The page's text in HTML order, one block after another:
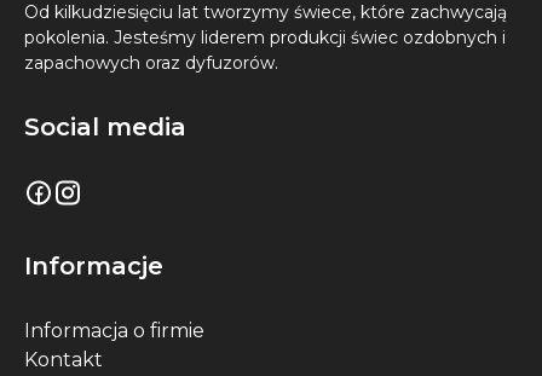
Od kilkudziesięciu lat tworzymy świece, które zachwycają
pokolenia. Jesteśmy liderem produkcji świec ozdobnych i
zapachowych oraz dyfuzorów.
Social media
Informacje
Informacja o firmie
Kontakt